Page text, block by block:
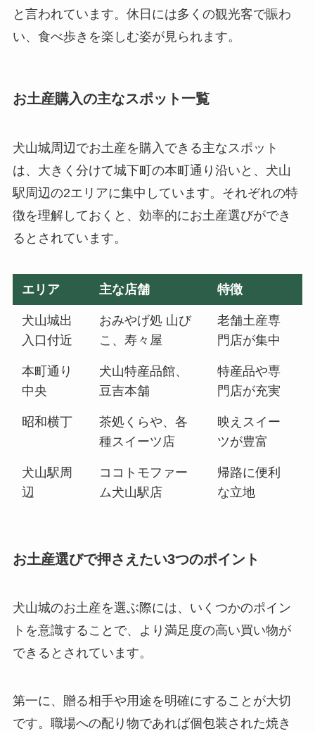
と言われています。休日には多くの観光客で賑わ
い、食べ歩きを楽しむ姿が見られます。
お土産購入の主なスポット一覧
犬山城周辺でお土産を購入できる主なスポット
は、大きく分けて城下町の本町通り沿いと、犬山
駅周辺の2エリアに集中しています。それぞれの特
徴を理解しておくと、効率的にお土産選びができ
るとされています。
エリア 主な店舗 特徴
犬山城出
入口付近
おみやげ処 山び
こ、寿々屋
老舗土産専
門店が集中
本町通り
中央
犬山特産品館、
豆吉本舗
特産品や専
門店が充実
昭和横丁
茶処くらや、各
種スイーツ店
映えスイー
ツが豊富
犬山駅周
辺
ココトモファー
ム犬山駅店
帰路に便利
な立地
お土産選びで押さえたい3つのポイント
犬山城のお土産を選ぶ際には、いくつかのポイン
トを意識することで、より満足度の高い買い物が
できるとされています。
第一に、贈る相手や用途を明確にすることが大切
です。職場への配り物であれば個包装された焼き